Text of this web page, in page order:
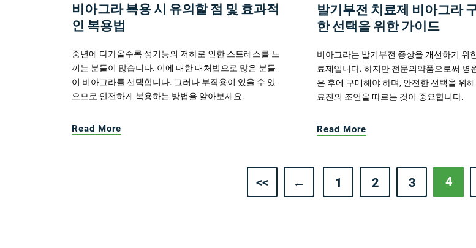
비아그라 복용 시 유의할 점 및 효과적
인 복용법
중년에 다가올수록 성기능의 저하로 인한 스트레스를 느
끼는 분들이 많습니다. 이에 대한 대처법으로 많은 분들
이 비아그라를 선택합니다. 그러나 부작용이 있을 수 있
으므로 안전하게 복용하는 방법을 알아보세요.
Read More
발기부전 치료제 비아그라
한 선택을 위한 가이드
비아그라는 발기부전 증상을 개선하기 위
료제입니다. 하지만 전문의약품으로써 병
은 후에 구매해야 하며, 안전한 선택을 위
료진의 조언을 따르는 것이 중요합니다.
Read More
<< ← 1 2 3 4